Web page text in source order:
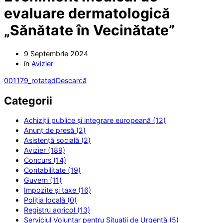
evaluare dermatologică
„Sănătate în Vecinătate”
9 Septembrie 2024
în Avizier
001179_rotatedDescarcă
Categorii
Achiziții publice și integrare europeană (12)
Anunț de presă (2)
Asistență socială (2)
Avizier (189)
Concurs (14)
Contabilitate (19)
Guvern (11)
Impozite și taxe (16)
Poliția locală (0)
Registru agricol (13)
Serviciul Voluntar pentru Situații de Urgență (5)